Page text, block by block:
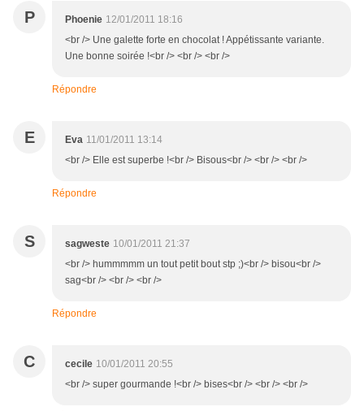
P Phoenie 12/01/2011 18:16
<br /> Une galette forte en chocolat ! Appétissante variante.
Une bonne soirée !<br /> <br /> <br />
Répondre
E Eva 11/01/2011 13:14
<br /> Elle est superbe !<br /> Bisous<br /> <br /> <br />
Répondre
S sagweste 10/01/2011 21:37
<br /> hummmmm un tout petit bout stp ;)<br /> bisou<br />
sag<br /> <br /> <br />
Répondre
C cecile 10/01/2011 20:55
<br /> super gourmande !<br /> bises<br /> <br /> <br />